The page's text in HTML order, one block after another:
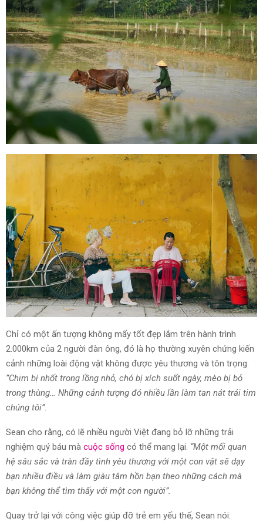
Chỉ có một ấn tượng không mấy tốt đẹp lắm trên hành trình
2.000km của 2 người đàn ông, đó là họ thường xuyên chứng kiến
cảnh những loài động vật không được yêu thương và tôn trọng.
“Chim bị nhốt trong lồng nhỏ, chó bị xích suốt ngày, mèo bị bỏ
trong thùng… Những cảnh tượng đó nhiều lần làm tan nát trái tim
chúng tôi”.
Sean cho rằng, có lẽ nhiều người Việt đang bỏ lỡ những trải
nghiệm quý báu mà cuộc sống có thể mang lại. “Một mối quan
hệ sâu sắc và tràn đầy tình yêu thương với một con vật sẽ dạy
bạn nhiều điều và làm giàu tâm hồn bạn theo những cách mà
bạn không thể tìm thấy với một con người”.
Quay trở lại với công việc giúp đỡ trẻ em yếu thế, Sean nói: